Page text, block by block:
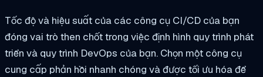
Tốc độ và hiệu suất của các công cụ CI/CD của bạn
đóng vai trò then chốt trong việc định hình quy trình phát
triển và quy trình DevOps của bạn. Chọn một công cụ
cung cấp phản hồi nhanh chóng và được tối ưu hóa để